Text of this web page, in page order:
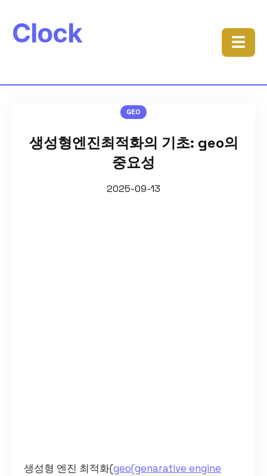
Clock ☰
GEO
생성형엔진최적화의 기초: geo의
중요성
2025-09-13
생성형 엔진 최적화(geo(genarative engine